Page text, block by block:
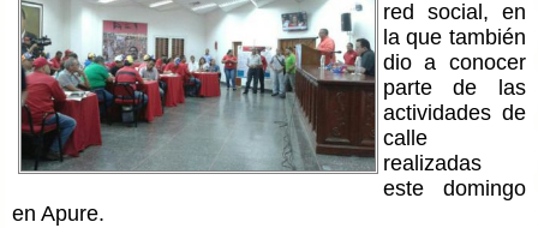
red social, en
la que también
dio a conocer
parte de las
actividades de
calle
realizadas
este domingo
en Apure.